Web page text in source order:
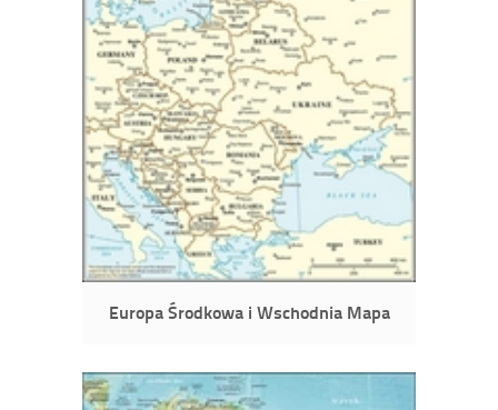
Europa Środkowa i Wschodnia Mapa